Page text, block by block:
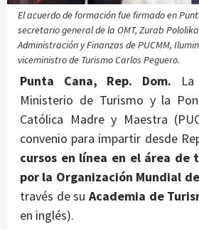
El acuerdo de formación fue firmado en
secretario general de la OMT, Zurab
Administración y Finanzas de PUCMM,
viceministro de Turismo Carlos Peguero.
Punta Cana, Rep. Dom.
Ministerio de Turismo y la
Católica Madre y Maestra
convenio para impartir desde
cursos en línea en el área de
por la Organización Mundial
través de su Academia de
en inglés).